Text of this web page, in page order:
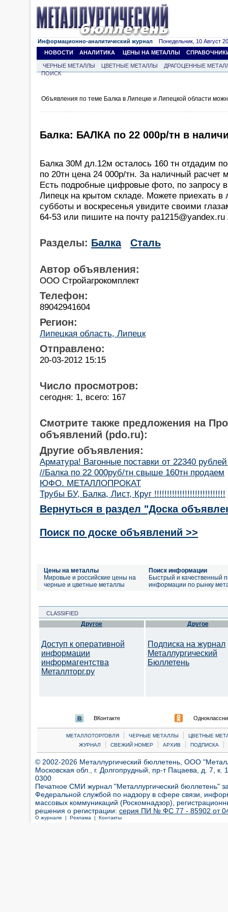
Информационно-аналитический журнал Понедельник, 10 Август
НОВОСТИ
АНАЛИТИКА ЦЕНЫ НА МЕТАЛЛЫ
ЧЕРНЫЕ МЕТАЛЛЫ ЦВЕТНЫЕ МЕТАЛЛЫ
ДРАГОЦЕННЫЕ
ПОИСК
Объявления по теме Балка в Липецке и Липецкой области
Балка: БАЛКА по 22 000р/тн в
Балка 30М дл.12м осталось 160 тн отдадим
по 20тн цена 24 000р/тн. За наличный расчет
Есть подробные цифровые фото, по запросу
Липецк на крытом складе. Можете приехать
субботы и воскресенья увидите своими
64-53 или пишите на почту pa1215@yandex.ru
Разделы: Балка Сталь
Автор объявления:
ООО Стройагрокомплект
Телефон:
89042941604
Регион:
Липецкая область, Липецк
Отправлено:
20-03-2012 15:15
Число просмотров:
сегодня: 1, всего: 167
Смотрите также предложения на
объявлений (pdo.ru):
Другие объявления:
Арматура! Вагонные поставки от 22340
//Балка по 22 000руб/тн свыше 160тн продаем
ЮФО. МЕТАЛЛОПРОКАТ
Трубы БУ, Балка, Лист, Круг !!!!!!!!!!!!!!!!!!!!!!!!!!!!
Вернуться в раздел "Доска
Поиск по доске объявлений >>
Цены на металлы
Мировые и российские цены на
черные и цветные металлы
Поиск информации
Быстрый и качественный
информации по рынку
CLASSIFIED
Другое
Доступ к оперативной
информации
информагентства
Металлторг.ру
Другое
Подписка на журнал
Металлургический
Бюллетень
ВКонтакте
МЕТАЛЛОТОРГОВЛЯ | ЧЕРНЫЕ МЕТАЛЛЫ |
ЦВЕТНЫЕ
ЖУРНАЛ
| СВЕЖИЙ НОМЕР | АРХИВ | ПОДПИСКА |
© 2002-2026 Металлургический бюллетень, ООО
Московская обл., г. Долгопрудный, пр-т Пацаева, д. 7,
0300
Печатное СМИ журнал "Металлургический бюллетень"
Федеральной службой по надзору в сфере связи,
массовых коммуникаций (Роскомнадзор),
решения о регистрации: серия ПИ № ФС 77 - 85902 от 04
О журнале | Реклама | Контакты